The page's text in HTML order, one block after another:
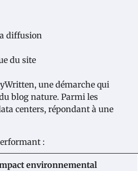
diffusion
du site
une démarche qui
blog nature. Parmi les
centers, répondant à une
:
environnemental